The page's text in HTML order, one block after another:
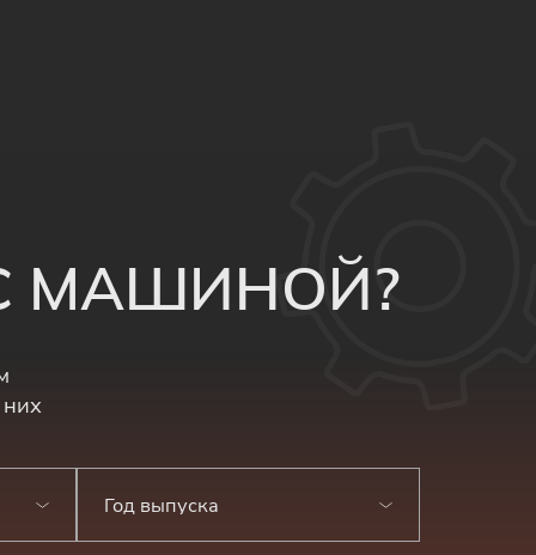
МАШИНОЙ?
Год выпуска